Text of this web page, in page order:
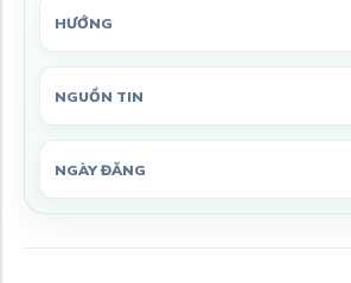
HƯỚNG
NGUỒN TIN
NGÀY ĐĂNG